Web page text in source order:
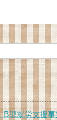
型就労支援事